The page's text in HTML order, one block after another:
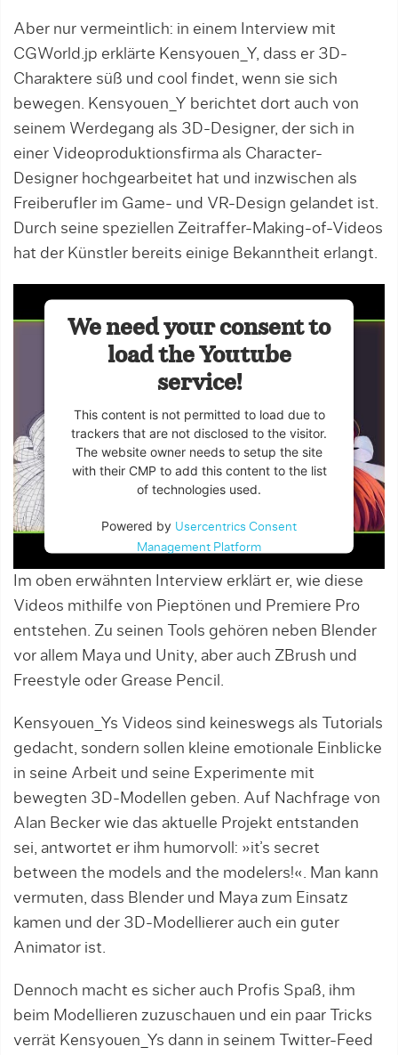
Aber nur vermeintlich: in einem Interview mit
CGWorld.jp erklärte Kensyouen_Y, dass er 3D-
Charaktere süß und cool findet, wenn sie sich
bewegen. Kensyouen_Y berichtet dort auch von
seinem Werdegang als 3D-Designer, der sich in
einer Videoproduktionsfirma als Character-
Designer hochgearbeitet hat und inzwischen als
Freiberufler im Game- und VR-Design gelandet ist.
Durch seine speziellen Zeitraffer-Making-of-Videos
hat der Künstler bereits einige Bekanntheit erlangt.
We need your consent to
load the Youtube
service!
This content is not permitted to load due to
trackers that are not disclosed to the visitor.
The website owner needs to setup the site
with their CMP to add this content to the list
of technologies used.
Powered by Usercentrics Consent
Management Platform
Im oben erwähnten Interview erklärt er, wie diese
Videos mithilfe von Pieptönen und Premiere Pro
entstehen. Zu seinen Tools gehören neben Blender
vor allem Maya und Unity, aber auch ZBrush und
Freestyle oder Grease Pencil.
Kensyouen_Ys Videos sind keineswegs als Tutorials
gedacht, sondern sollen kleine emotionale Einblicke
in seine Arbeit und seine Experimente mit
bewegten 3D-Modellen geben. Auf Nachfrage von
Alan Becker wie das aktuelle Projekt entstanden
sei, antwortet er ihm humorvoll: »it’s secret
between the models and the modelers!«. Man kann
vermuten, dass Blender und Maya zum Einsatz
kamen und der 3D-Modellierer auch ein guter
Animator ist.
Dennoch macht es sicher auch Profis Spaß, ihm
beim Modellieren zuzuschauen und ein paar Tricks
verrät Kensyouen_Ys dann in seinem Twitter-Feed